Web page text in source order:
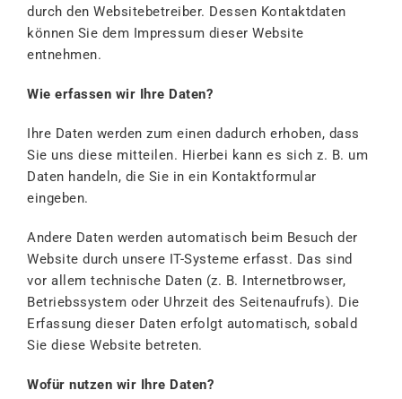
durch den Websitebetreiber. Dessen Kontaktdaten
können Sie dem Impressum dieser Website
entnehmen.
Wie erfassen wir Ihre Daten?
Ihre Daten werden zum einen dadurch erhoben, dass
Sie uns diese mitteilen. Hierbei kann es sich z. B. um
Daten handeln, die Sie in ein Kontaktformular
eingeben.
Andere Daten werden automatisch beim Besuch der
Website durch unsere IT-Systeme erfasst. Das sind
vor allem technische Daten (z. B. Internetbrowser,
Betriebssystem oder Uhrzeit des Seitenaufrufs). Die
Erfassung dieser Daten erfolgt automatisch, sobald
Sie diese Website betreten.
Wofür nutzen wir Ihre Daten?